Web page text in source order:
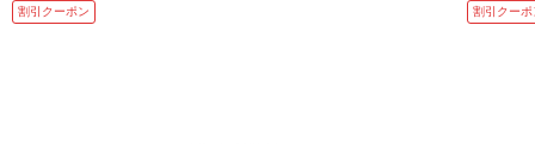
割引クーポン 割引クーポ